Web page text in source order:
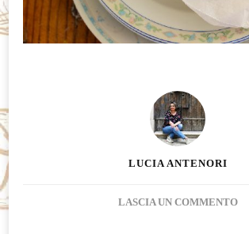
LUCIA ANTENORI
LASCIA UN COMMENTOSU